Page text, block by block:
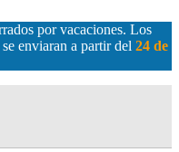
por vacaciones. Los
enviaran a partir del 24 de